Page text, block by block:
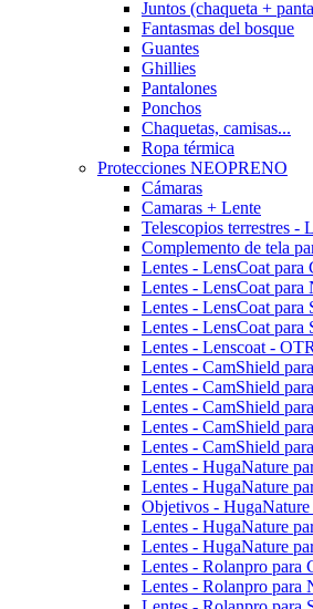
Juntos (chaqueta +
Fantasmas del bosque
Guantes
Ghillies
Pantalones
Ponchos
Chaquetas, camisas...
Ropa térmica
Protecciones NEOPRENO
Cámaras
Camaras + Lente
Telescopios terrestres -
Complemento de tela
Lentes - LensCoat
Lentes - LensCoat
Lentes - LensCoat para
Lentes - LensCoat para
Lentes - Lenscoat -
Lentes - CamShield
Lentes - CamShield
Lentes - CamShield
Lentes - CamShield
Lentes - CamShield
Lentes - HugaNature
Lentes - HugaNature
Objetivos -
Lentes - HugaNature
Lentes - HugaNature
Lentes - Rolanpro para
Lentes - Rolanpro para